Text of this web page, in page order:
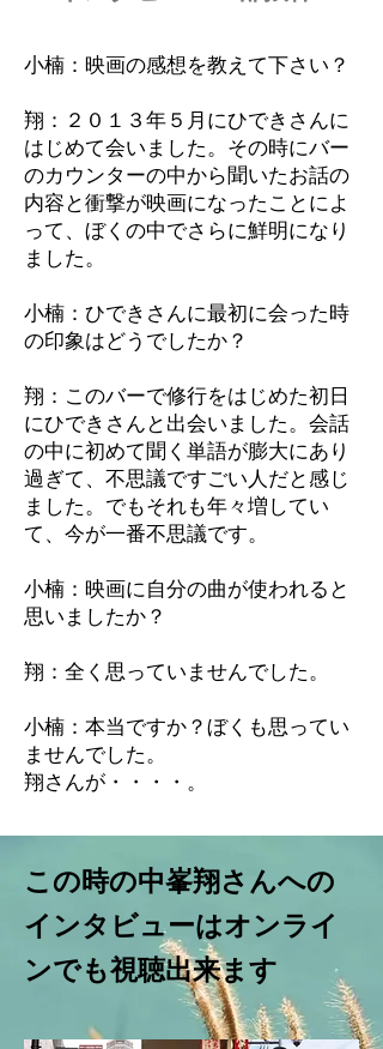
小楠：映画の感想を教えて下さい？
翔：２０１３年５月にひできさんに
はじめて会いました。その時にバー
のカウンターの中から聞いたお話の
内容と衝撃が映画になったことによ
って、ぼくの中でさらに鮮明になり
ました。
小楠：ひできさんに最初に会った時
の印象はどうでしたか？
翔：このバーで修行をはじめた初日
にひできさんと出会いました。会話
の中に初めて聞く単語が膨大にあり
過ぎて、不思議ですごい人だと感じ
ました。でもそれも年々増してい
て、今が一番不思議です。
小楠：映画に自分の曲が使われると
思いましたか？
翔：全く思っていませんでした。
小楠：本当ですか？ぼくも思ってい
ませんでした。
翔さんが・・・・。
この時の中峯翔さんへの
インタビューはオンライ
ンでも視聴出来ます